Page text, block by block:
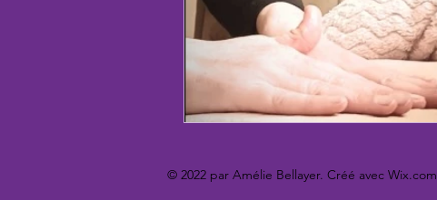
© 2022 par Amélie Bellayer. Créé avec Wix.com